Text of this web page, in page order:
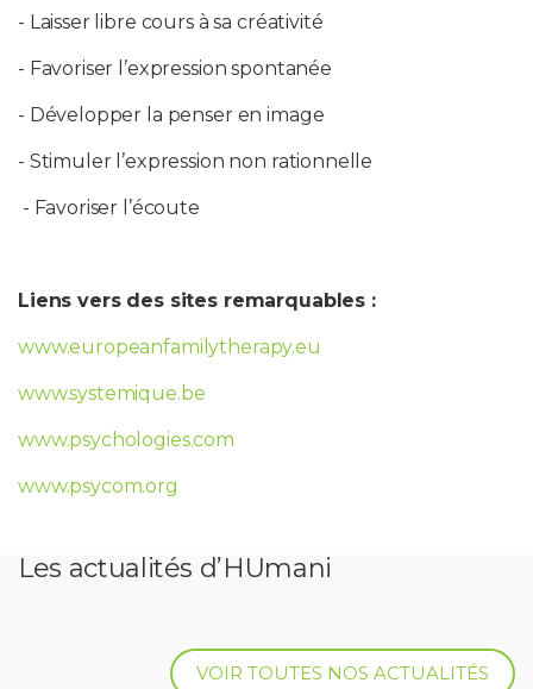
- Laisser libre cours à sa créativité
- Favoriser l’expression spontanée
- Développer la penser en image
- Stimuler l’expression non rationnelle
- Favoriser l’écoute
Liens vers des sites remarquables :
www.europeanfamilytherapy.eu
www.systemique.be
www.psychologies.com
www.psycom.org
Les actualités d’HUmani
VOIR TOUTES NOS ACTUALITÉS